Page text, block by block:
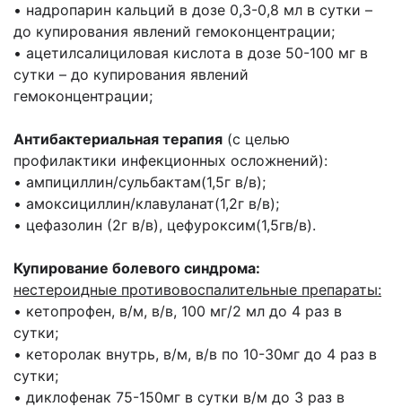
• надропарин кальций в дозе 0,3-0,8 мл в сутки –
до купирования явлений гемоконцентрации;
• ацетилсалициловая кислота в дозе 50-100 мг в
сутки – до купирования явлений
гемоконцентрации;
Антибактериальная терапия (с целью
профилактики инфекционных осложнений):
• ампициллин/сульбактам(1,5г в/в);
• амоксициллин/клавуланат(1,2г в/в);
• цефазолин (2г в/в), цефуроксим(1,5гв/в).
Купирование болевого синдрома:
нестероидные противовоспалительные препараты:
• кетопрофен, в/м, в/в, 100 мг/2 мл до 4 раз в
сутки;
• кеторолак внутрь, в/м, в/в по 10-30мг до 4 раз в
сутки;
• диклофенак 75-150мг в сутки в/м до 3 раз в